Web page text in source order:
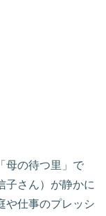
母の待つ里」で
子さん）が静かに
や仕事のプレッシ